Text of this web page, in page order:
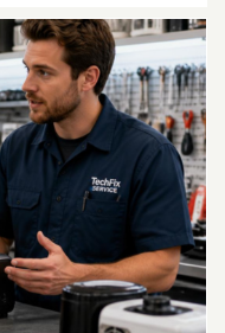
sich jetzt im